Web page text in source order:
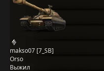
makso07 [7_SB]
Orso
Выжил